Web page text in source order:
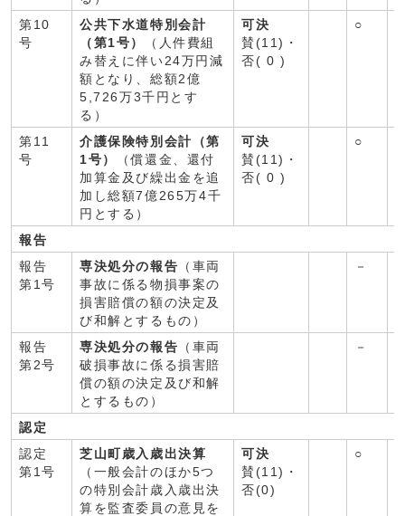
第10
号
公共下水道特別会計
（第1号）
（人件費組
み替えに伴い24万円減
額となり、総額2億
5,726万3千円とす
る）
可決
賛(11)・
否( 0 )
○
第11
号
介護保険特別会計（第
1号）
（償還金、還付
加算金及び繰出金を追
加し総額7億265万4千
円とする）
可決
賛(11)・
否( 0 )
○
報告
報告
第1号
専決処分の報告 （車両
事故に係る物損事案の
損害賠償の額の決定及
び和解とするもの）
－
報告
第2号
専決処分の報告 （車両
破損事故に係る損害賠
償の額の決定及び和解
とするもの）
－
認定
認定
第1号
芝山町歳入歳出決算
（一般会計のほか5つ
の特別会計歳入歳出決
算を監査委員の意見を
可決
賛(11)・
否(0)
○